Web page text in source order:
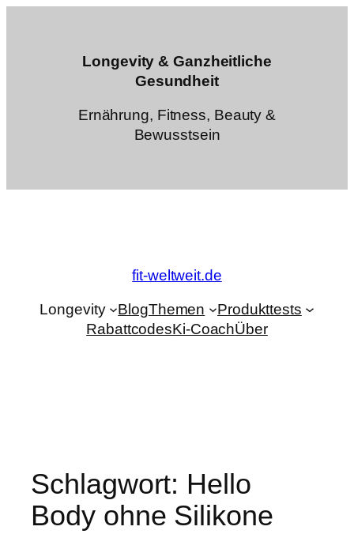
Longevity & Ganzheitliche
Gesundheit
Ernährung, Fitness, Beauty &
Bewusstsein
fit-weltweit.de
Longevity BlogThemen
Produkttests
RabattcodesKi-CoachÜber
Schlagwort: Hello
Body ohne Silikone